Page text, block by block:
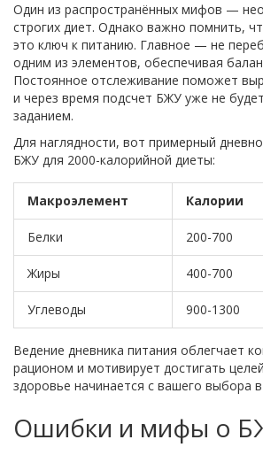
Один из распространённых мифов —
строгих диет. Однако важно помнить,
это ключ к питанию. Главное — не
одним из элементов, обеспечивая
Постоянное отслеживание поможет
и через время подсчет БЖУ уже не
заданием.
Для наглядности, вот примерный
БЖУ для 2000-калорийной диеты:
Макроэлемент Калории
Белки 200-700
Жиры 400-700
Углеводы 900-1300
Ведение дневника питания облегчает
рационом и мотивирует достигать
здоровье начинается с вашего выбора
Ошибки и мифы о